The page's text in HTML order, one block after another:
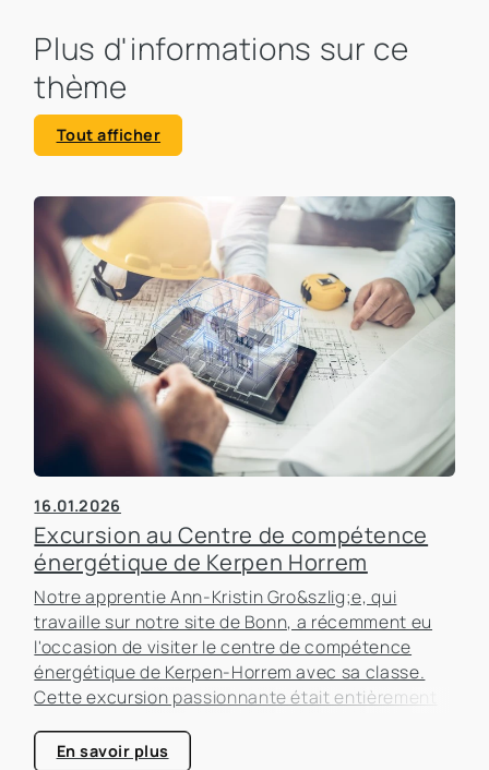
Plus d'informations sur ce
thème
Tout afficher
16.01.2026
Excursion au Centre de compétence
énergétique de Kerpen Horrem
Notre apprentie Ann-Kristin Gro&szlig;e, qui
travaille sur notre site de Bonn, a récemment eu
l'occasion de visiter le centre de compétence
énergétique de Kerpen-Horrem avec sa classe.
Cette excursion passionnante était entièrement
bâtiments, un sujet qui prend de plus en plus
En savoir plus